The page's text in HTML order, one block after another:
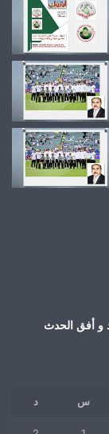
و أفق الحدث
س د